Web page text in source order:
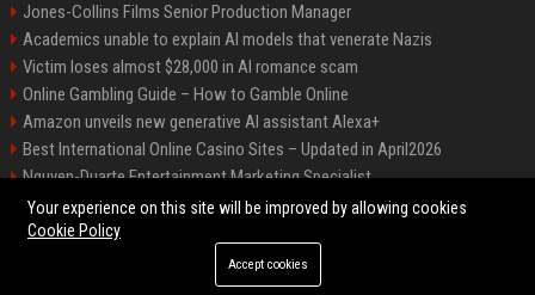
Jones-Collins Films Senior Production Manager
Academics unable to explain AI models that venerate Nazis
Victim loses almost $28,000 in AI romance scam
Online Gambling Guide – How to Gamble Online
Amazon unveils new generative AI assistant Alexa+
Best International Online Casino Sites – Updated in April2026
Nguyen-Duarte Entertainment Marketing Specialist
Ford Agency Travel Consultant
©2026 Bip Deals. All right reserved.
Your experience on this site will be improved by allowing cookies
Cookie Policy
Accept cookies